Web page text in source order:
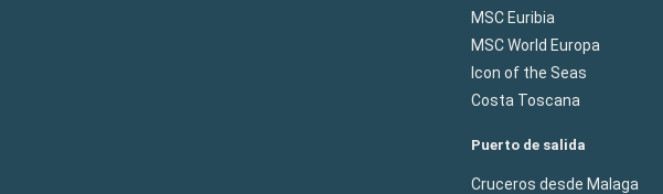
MSC Euribia
MSC World Europa
Icon of the Seas
Costa Toscana
Puerto de salida
Cruceros desde Malaga